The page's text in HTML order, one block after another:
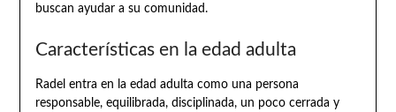
buscan ayudar a su comunidad.
Características en la edad adulta
Radel entra en la edad adulta como una persona
responsable, equilibrada, disciplinada, un poco cerrada y